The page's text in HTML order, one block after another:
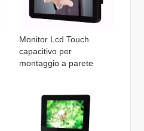
Monitor Lcd Touch
capacitivo per
montaggio a parete